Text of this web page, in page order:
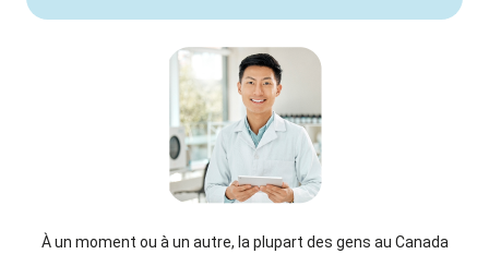
À un moment ou à un autre, la plupart des gens au Canada